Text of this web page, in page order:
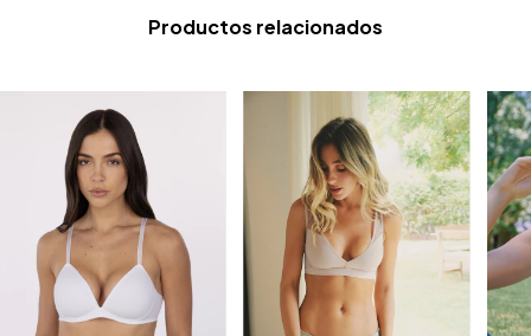
Productos relacionados